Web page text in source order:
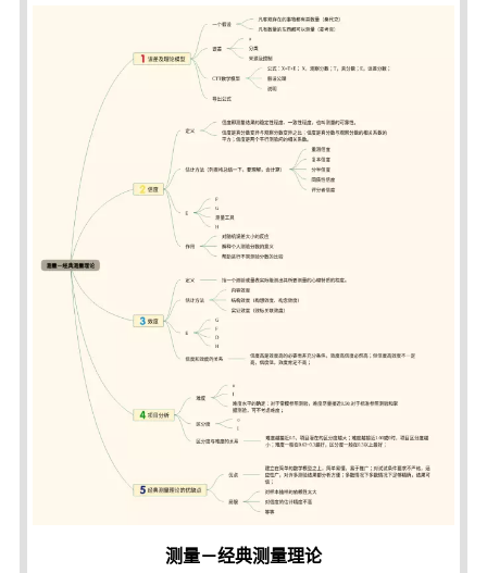
测量－经典测量理论